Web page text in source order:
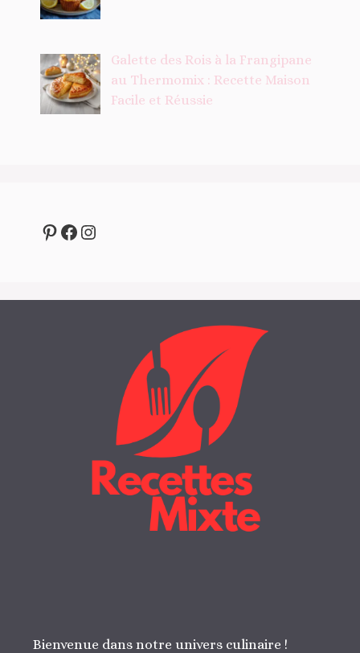
Galette des Rois à la Frangipane
au Thermomix : Recette Maison
Facile et Réussie
Pinterest
Facebook
Instagram
Bienvenue dans notre univers culinaire !